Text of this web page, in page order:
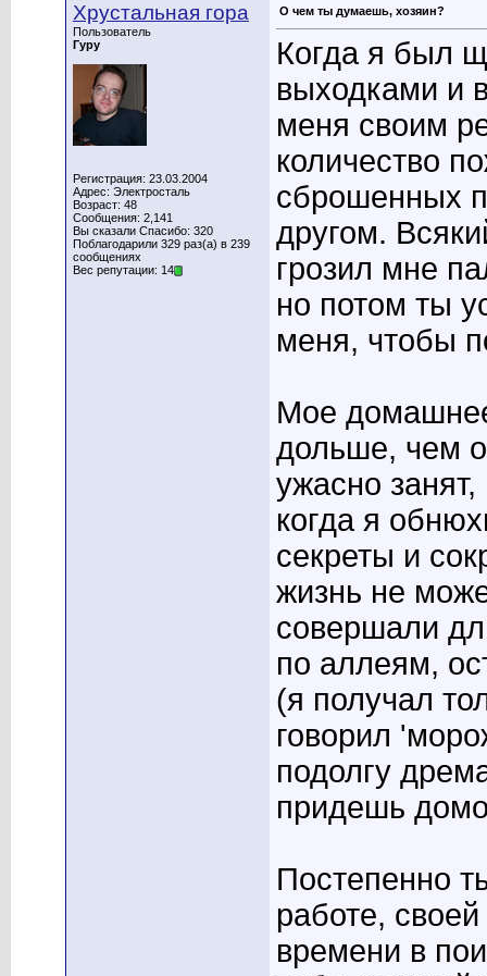
Хрустальная гора
Пользователь
Гуру
Регистрация: 23.03.2004
Адрес: Электросталь
Возраст: 48
Сообщения: 2,141
Вы сказали Спасибо: 320
Поблагодарили 329 раз(а) в 239
сообщениях
Вес репутации: 14
О чем ты думаешь, хозяин?
Когда я был
выходками и
меня своим
количество
сброшенных
другом.
грозил мне
но потом ты
меня, чтобы
Мое
дольше, чем
ужасно
когда я
секреты и
жизнь не
совершали
по аллеям,
(я получал
говорил
подолгу
придешь
Постепенно
работе,
времени в